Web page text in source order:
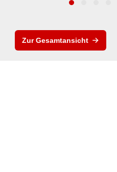
Zur Gesamtansicht